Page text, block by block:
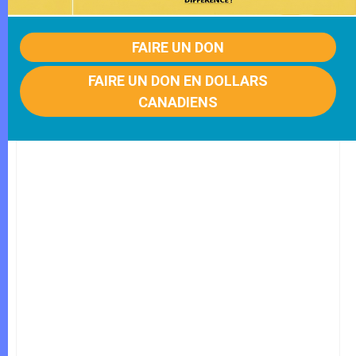
FAIRE UN DON
FAIRE UN DON EN DOLLARS
CANADIENS